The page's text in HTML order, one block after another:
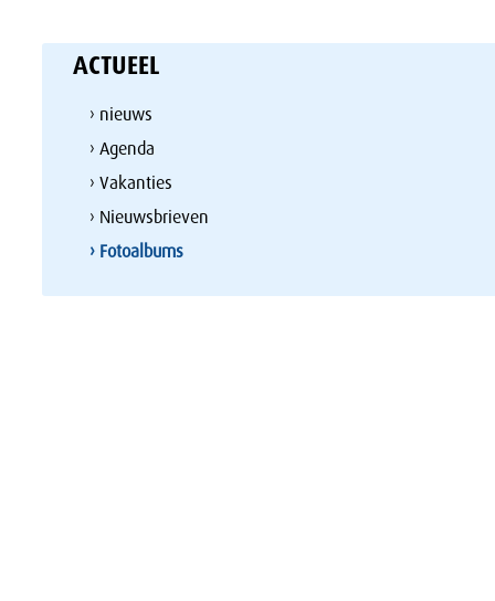
ACTUEEL
› nieuws
› Agenda
› Vakanties
› Nieuwsbrieven
› Fotoalbums